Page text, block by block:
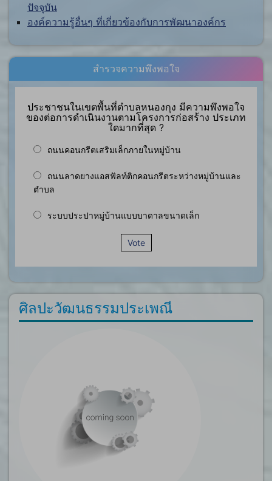
ปัจจุบัน
องค์ความรู้อื่นๆ ที่เกี่ยวข้องกับการพัฒนาองค์กร
สำรวจความพึงพอใจ
ประชาชนในเขตพื้นที่ตำบลหนองกุง มีความพึงพอใจ
ของต่อการดำเนินงานตามโครงการก่อสร้าง ประเภท
ใดมากที่สุด ?
ถนนคอนกรีตเสริมเล็กภายในหมู่บ้าน
ถนนลาดยางแอสฟัลท์ติกคอนกรีตระหว่างหมู่บ้านและ
ตำบล
ระบบประปาหมู่บ้านแบบบาดาลขนาดเล็ก
Vote
ศิลปะวัฒนธรรมประเพณี